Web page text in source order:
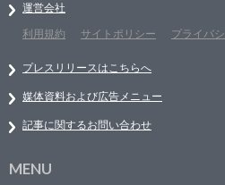
運営会社
利用規約
サイトポリシー プライバ
プレスリリースはこちらへ
媒体資料および広告メニュー
記事に関するお問い合わせ
MENU